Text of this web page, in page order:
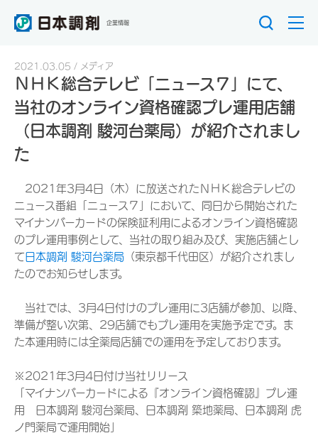
企業情報
2021.03.05 メディア
ＮＨＫ総合テレビ「ニュース７」にて、
当社のオンライン資格確認プレ運用店舗
（日本調剤 駿河台薬局）が紹介されまし
た
2021年3月4日（木）に放送されたＮＨＫ総合テレビの
ニュース番組「ニュース７」において、同日から開始された
マイナンバーカードの保険証利用によるオンライン資格確認
のプレ運用事例として、当社の取り組み及び、実施店舗とし
て 日本調剤 駿河台薬局 （東京都千代田区）が紹介されまし
たのでお知らせします。
当社では、3月4日付けのプレ運用に3店舗が参加、以降、
準備が整い次第、29店舗でもプレ運用を実施予定です。ま
た本運用時には全薬局店舗での運用を予定しております。
※2021年3月4日付け当社リリース
「マイナンバーカードによる『オンライン資格確認』プレ運
用 日本調剤 駿河台薬局、日本調剤 築地薬局、日本調剤 虎
ノ門薬局で運用開始」